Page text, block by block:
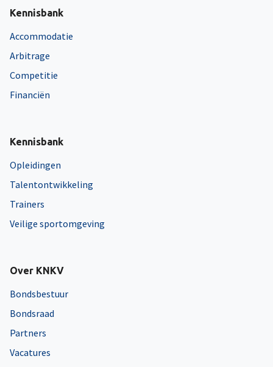
Kennisbank
Accommodatie
Arbitrage
Competitie
Financiën
Kennisbank
Opleidingen
Talentontwikkeling
Trainers
Veilige sportomgeving
Over KNKV
Bondsbestuur
Bondsraad
Partners
Vacatures